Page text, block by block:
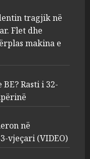
i 32-vjeçares
Shqipërinë
për turistët
zjarrvënie në
33-vjeçari
tragjik në
Flet dhe
makina e
Rasti i 32-
në
vjeçari (VIDEO)